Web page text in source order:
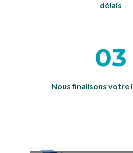
délais
03
Nous finalisons votre